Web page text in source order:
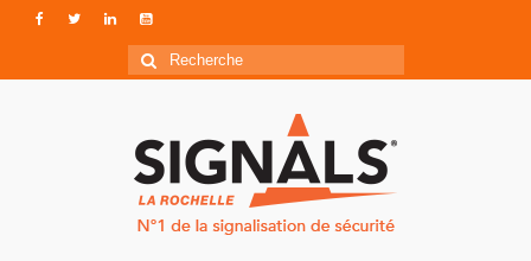
Rechercher
: